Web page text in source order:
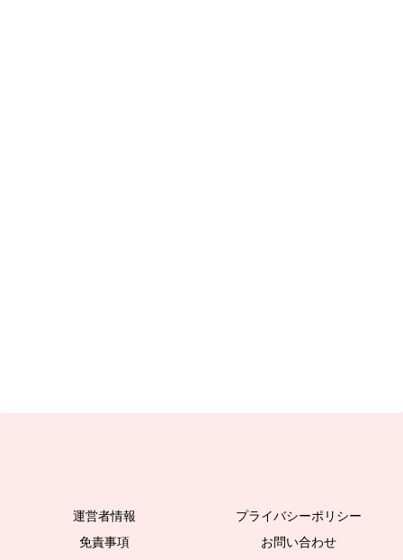
運営者情報
プライバシーポリシー
免責事項
お問い合わせ